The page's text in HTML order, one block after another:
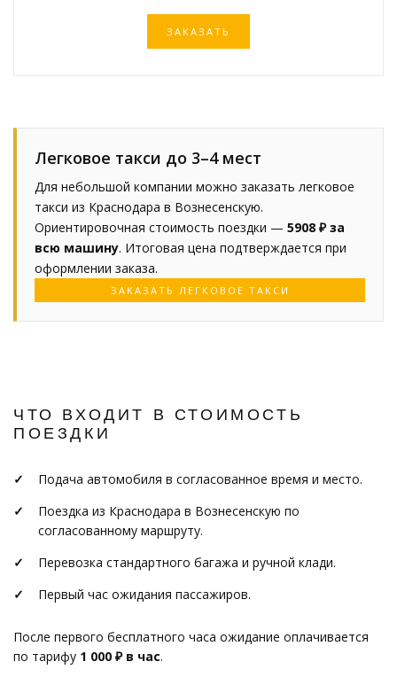
ЗАКАЗАТЬ
Легковое такси до 3–4 мест
Для небольшой компании можно заказать легковое
такси из Краснодара в Вознесенскую.
Ориентировочная стоимость поездки — 5908 ₽ за
всю машину. Итоговая цена подтверждается при
оформлении заказа.
ЗАКАЗАТЬ ЛЕГКОВОЕ ТАКСИ
ЧТО ВХОДИТ В СТОИМОСТЬ
ПОЕЗДКИ
Подача автомобиля в согласованное время и место.
Поездка из Краснодара в Вознесенскую по
согласованному маршруту.
Перевозка стандартного багажа и ручной клади.
Первый час ожидания пассажиров.
После первого бесплатного часа ожидание оплачивается
по тарифу 1 000 ₽ в час.